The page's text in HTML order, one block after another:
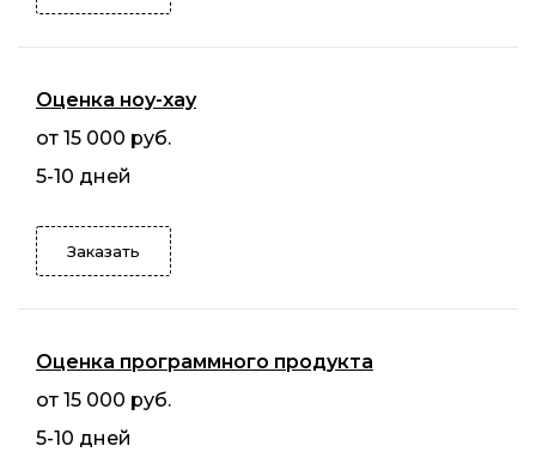
Оценка ноу-хау
от 15 000 руб.
5-10 дней
Заказать
Оценка программного продукта
от 15 000 руб.
5-10 дней